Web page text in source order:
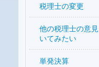
税理士の変更
他の税理士の意
いてみたい
単発決算